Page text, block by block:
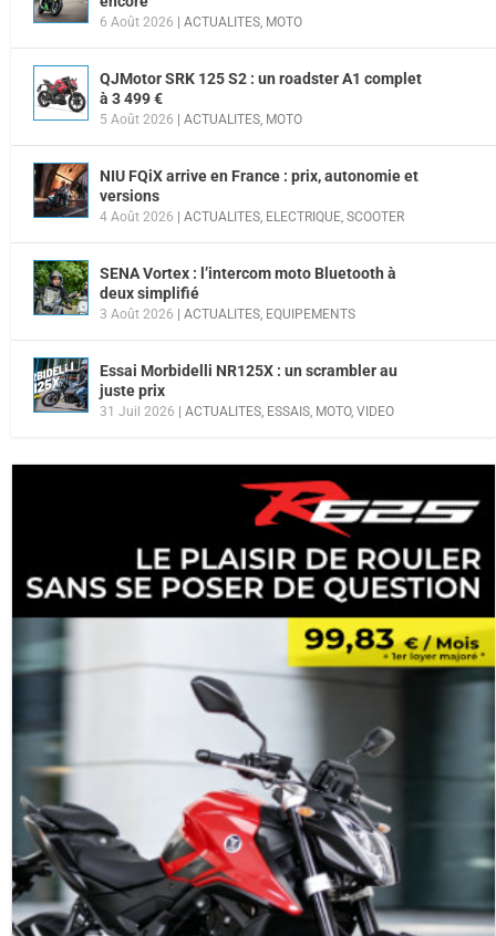
6 Août 2026 ACTUALITES, MOTO
QJMotor SRK 125 S2 : un roadster A1 complet
à 3 499 €
5 Août 2026 ACTUALITES, MOTO
NIU FQiX arrive en France : prix, autonomie et
versions
4 Août 2026 ACTUALITES, ELECTRIQUE, SCOOTER
SENA Vortex : l’intercom moto Bluetooth à
deux simplifié
3 Août 2026 ACTUALITES, EQUIPEMENTS
Essai Morbidelli NR125X : un scrambler au
juste prix
31 Juil 2026 ACTUALITES, ESSAIS, MOTO, VIDEO